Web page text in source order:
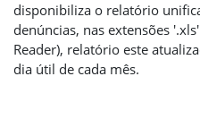
disponibiliza o relatório
denúncias, nas extensões
Reader), relatório este
dia útil de cada mês.